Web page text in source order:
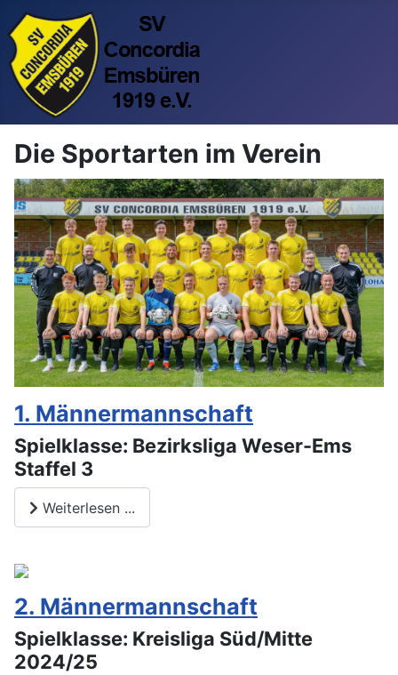
Die Sportarten im Verein
1. Männermannschaft
Spielklasse: Bezirksliga Weser-Ems
Staffel 3
Weiterlesen ...
2. Männermannschaft
Spielklasse: Kreisliga Süd/Mitte
2024/25